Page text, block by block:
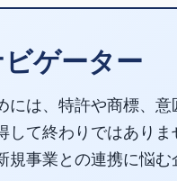
ゲーター
には、特許や商標、意
して終わりではあり
規事業との連携に悩む